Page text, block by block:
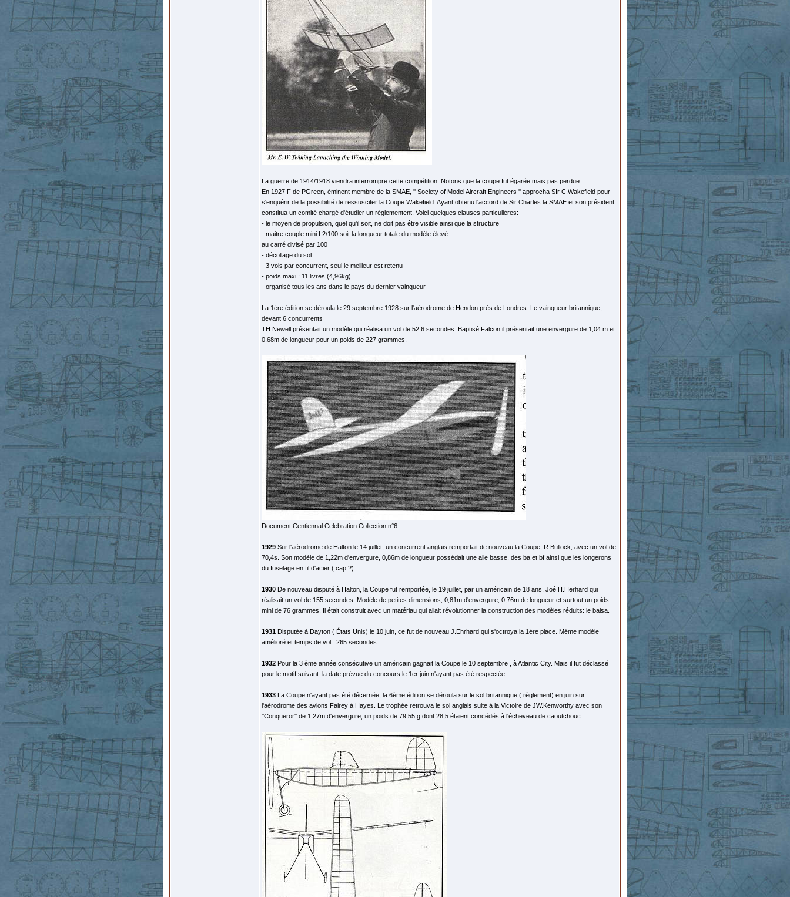
La guerre de 1914/1918 viendra interrompre cette compétition. Notons que la coupe fut égarée mais pas perdue.
En 1927 F de PGreen, éminent membre de la SMAE, '' Society of Model Aircraft Engineers '' approcha SIr C.Wakefield pour
s'enquérir de la possibilité de ressusciter la Coupe Wakefield. Ayant obtenu l'accord de Sir Charles la SMAE et son président
constitua un comité chargé d'étudier un réglementent. Voici quelques clauses particulières:
- le moyen de propulsion, quel qu'il soit, ne doit pas être visible ainsi que la structure
- maitre couple mini L2/100 soit la longueur totale du modèle élevé
au carré divisé par 100
- décollage du sol
- 3 vols par concurrent, seul le meilleur est retenu
- poids maxi : 11 livres (4,96kg)
- organisé tous les ans dans le pays du dernier vainqueur
La 1ère édition se déroula le 29 septembre 1928 sur l'aérodrome de Hendon près de Londres. Le vainqueur britannique,
devant 6 concurrents
TH.Newell présentait un modèle qui réalisa un vol de 52,6 secondes. Baptisé Falcon il présentait une envergure de 1,04 m et
0,68m de longueur pour un poids de 227 grammes.
Document Centiennal Celebration Collection n°6
1929 Sur l'aérodrome de Halton le 14 juillet, un concurrent anglais remportait de nouveau la Coupe, R.Bullock, avec un vol de
70,4s. Son modèle de 1,22m d'envergure, 0,86m de longueur possédait une aile basse, des ba et bf ainsi que les longerons
du fuselage en fil d'acier ( cap ?)
1930 De nouveau disputé à Halton, la Coupe fut remportée, le 19 juillet, par un américain de 18 ans, Joé H.Herhard qui
réalisait un vol de 155 secondes. Modèle de petites dimensions, 0,81m d'envergure, 0,76m de longueur et surtout un poids
mini de 76 grammes. Il était construit avec un matériau qui allait révolutionner la construction des modèles réduits: le balsa.
1931 Disputée à Dayton ( États Unis) le 10 juin, ce fut de nouveau J.Ehrhard qui s'octroya la 1ère place. Même modèle
amélioré et temps de vol : 265 secondes.
1932 Pour la 3 ème année consécutive un américain gagnait la Coupe le 10 septembre , à Atlantic City. Mais il fut déclassé
pour le motif suivant: la date prévue du concours le 1er juin n'ayant pas été respectée.
1933 La Coupe n'ayant pas été décernée, la 6ème édition se déroula sur le sol britannique ( règlement) en juin sur
l'aérodrome des avions Fairey à Hayes. Le trophée retrouva le sol anglais suite à la Victoire de JW.Kenworthy avec son
''Conqueror'' de 1,27m d'envergure, un poids de 79,55 g dont 28,5 étaient concédés à l'écheveau de caoutchouc.